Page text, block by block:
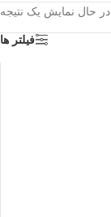
در حال نمایش یک نتیجه
فیلتر ها